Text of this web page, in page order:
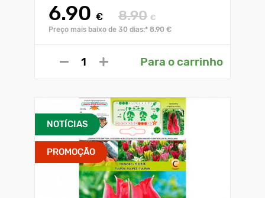
6.90 € 8.90 €
Preço mais baixo de 30 dias:* 8.90 €
Para o carrinho
NOTÍCIAS
PROMOÇÃO